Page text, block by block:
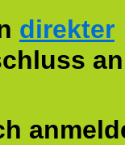
direkter